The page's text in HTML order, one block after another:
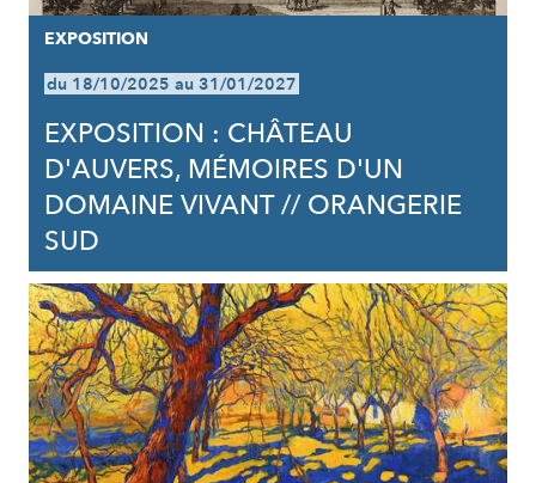
EXPOSITION
du 18/10/2025 au 31/01/2027
EXPOSITION : CHÂTEAU
D'AUVERS, MÉMOIRES D'UN
DOMAINE VIVANT // ORANGERIE
SUD